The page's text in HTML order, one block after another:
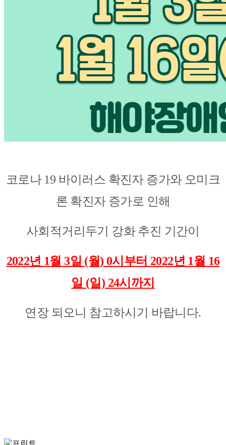
코로나 19 바이러스 확진자 증가와 오미크
론 확진자 증가로 인해
사회적거리두기 강화 추진 기간이
2022년 1월 3일 (월) 0시부터 2022년 1월 16
일 (일) 24시까지
연장 되오니 참고하시기 바랍니다.